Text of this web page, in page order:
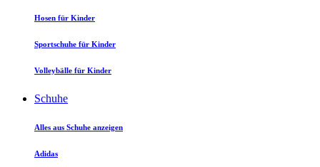
Hosen für Kinder
Sportschuhe für Kinder
Volleybälle für Kinder
Schuhe
Alles aus Schuhe anzeigen
Adidas